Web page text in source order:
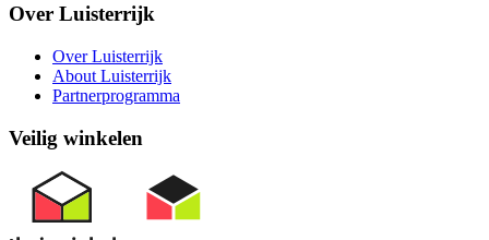
Over Luisterrijk
Over Luisterrijk
About Luisterrijk
Partnerprogramma
Veilig winkelen